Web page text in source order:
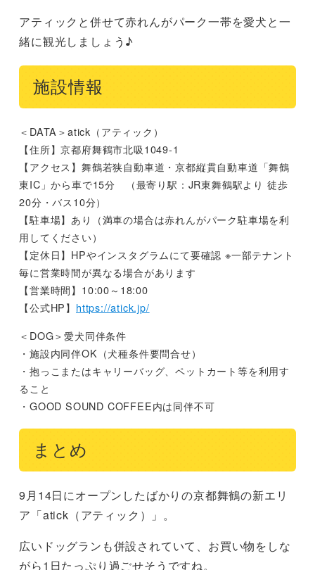
アティックと併せて赤れんがパーク一帯を愛犬と一
緒に観光しましょう♪
施設情報
＜DATA＞atick（アティック）
【住所】京都府舞鶴市北吸1049-1
【アクセス】舞鶴若狭自動車道・京都縦貫自動車道「舞鶴
東IC」から車で15分 （最寄り駅：JR東舞鶴駅より 徒歩
20分・バス10分）
【駐車場】あり（満車の場合は赤れんがパーク駐車場を利
用してください）
【定休日】HPやインスタグラムにて要確認 ※一部テナント
毎に営業時間が異なる場合があります
【営業時間】10:00～18:00
【公式HP】 https://atick.jp/
＜DOG＞愛犬同伴条件
・施設内同伴OK（犬種条件要問合せ）
・抱っこまたはキャリーバッグ、ペットカート等を利用す
ること
・GOOD SOUND COFFEE内は同伴不可
まとめ
9月14日にオープンしたばかりの京都舞鶴の新エリ
ア「atick（アティック）」。
広いドッグランも併設されていて、お買い物をしな
がら1日たっぷり過ごせそうですね。